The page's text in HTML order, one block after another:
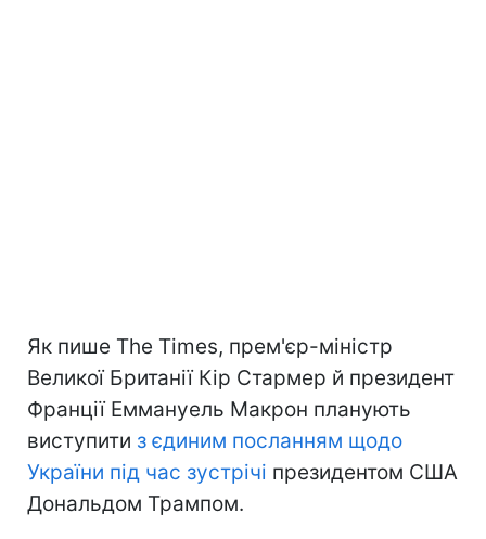
Як пише The Times, прем'єр-міністр
Великої Британії Кір Стармер й президент
Франції Еммануель Макрон планують
виступити з єдиним посланням щодо
України під час зустрічі президентом США
Дональдом Трампом.